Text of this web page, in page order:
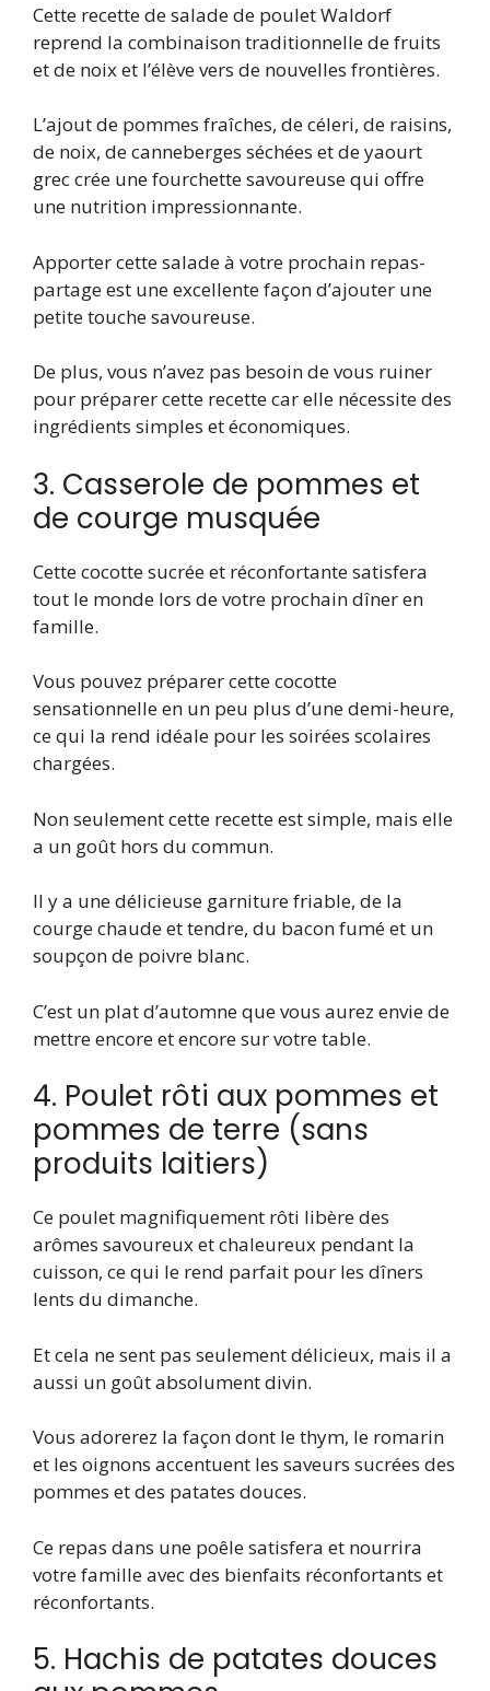
Cette recette de salade de poulet Waldorf
reprend la combinaison traditionnelle de fruits
et de noix et l’élève vers de nouvelles frontières.
L’ajout de pommes fraîches, de céleri, de raisins,
de noix, de canneberges séchées et de yaourt
grec crée une fourchette savoureuse qui offre
une nutrition impressionnante.
Apporter cette salade à votre prochain repas-
partage est une excellente façon d’ajouter une
petite touche savoureuse.
De plus, vous n’avez pas besoin de vous ruiner
pour préparer cette recette car elle nécessite des
ingrédients simples et économiques.
3. Casserole de pommes et
de courge musquée
Cette cocotte sucrée et réconfortante satisfera
tout le monde lors de votre prochain dîner en
famille.
Vous pouvez préparer cette cocotte
sensationnelle en un peu plus d’une demi-heure,
ce qui la rend idéale pour les soirées scolaires
chargées.
Non seulement cette recette est simple, mais elle
a un goût hors du commun.
Il y a une délicieuse garniture friable, de la
courge chaude et tendre, du bacon fumé et un
soupçon de poivre blanc.
C’est un plat d’automne que vous aurez envie de
mettre encore et encore sur votre table.
4. Poulet rôti aux pommes et
pommes de terre (sans
produits laitiers)
Ce poulet magnifiquement rôti libère des
arômes savoureux et chaleureux pendant la
cuisson, ce qui le rend parfait pour les dîners
lents du dimanche.
Et cela ne sent pas seulement délicieux, mais il a
aussi un goût absolument divin.
Vous adorerez la façon dont le thym, le romarin
et les oignons accentuent les saveurs sucrées des
pommes et des patates douces.
Ce repas dans une poêle satisfera et nourrira
votre famille avec des bienfaits réconfortants et
réconfortants.
5. Hachis de patates douces